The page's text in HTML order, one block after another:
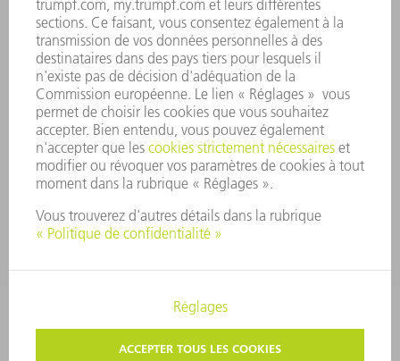
SYSTÈME D'ALERTE
SÉCURITÉ
COMMUNIQUÉS DE PRESSE
MAGAZINE
DURABILITÉ
ENVIRONNEMENT ET CLIMAT
SOCIAL ET SOCIÉTÉ
GESTION D'ENTREPRISE
PROTECTION DES DONNÉES PERSONNELLES
COPYRIGHT ET DROIT DES MARQUES
PARAMÈTRES VIE PRIVÉE